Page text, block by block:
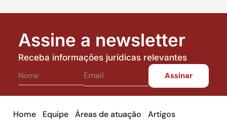
Assine a newsletter
Receba informações jurídicas relevantes
Home Equipe Áreas de atuação
Artigos